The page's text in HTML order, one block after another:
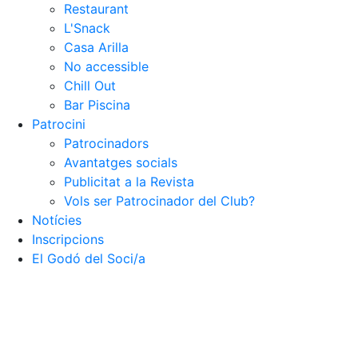
Restaurant
L'Snack
Casa Arilla
No accessible
Chill Out
Bar Piscina
Patrocini
Patrocinadors
Avantatges socials
Publicitat a la Revista
Vols ser Patrocinador del Club?
Notícies
Inscripcions
El Godó del Soci/a